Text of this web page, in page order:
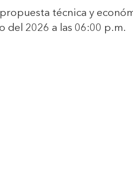
técnica y
del 2026 a las 06:00 p.m.